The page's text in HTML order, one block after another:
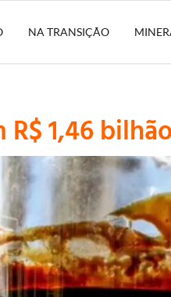
NA TRANSIÇÃO
1,46